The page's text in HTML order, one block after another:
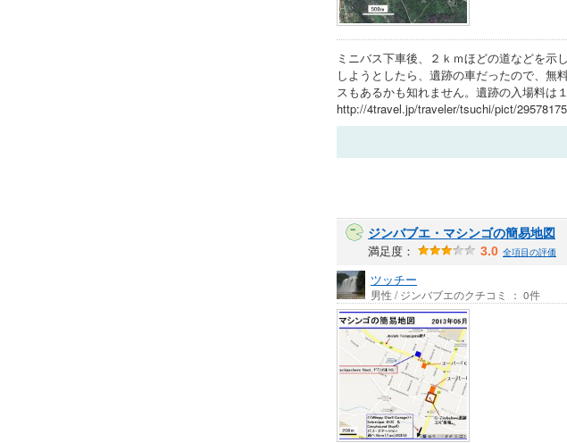
ミニバス下車後、２ｋｍほどの道などを示
しようとしたら、遺跡の車だったので、無
スもあるかも知れません。遺跡の入場料は
http://4travel.jp/traveler/tsuchi/pict/
ジンバブエ・マシンゴの簡易地図
満足度： 3.0 全項目の評価
ツッチー
男性 / ジンバブエのクチコミ ： 0件